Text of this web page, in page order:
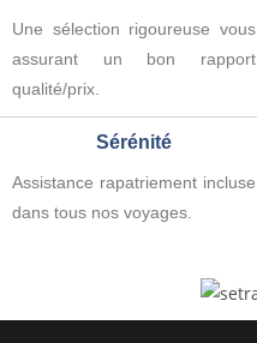
Une sélection rigoureuse vous
assurant un bon rapport
qualité/prix.
Sérénité
Assistance rapatriement incluse
dans tous nos voyages.